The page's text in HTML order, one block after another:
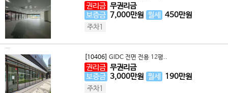
권리금 무권리금
보증금 7,000만원 월세 450만원
주차1
[10406] GIDC 전면 전용 12평..
권리금 무권리금
보증금 3,000만원 월세 190만원
주차1